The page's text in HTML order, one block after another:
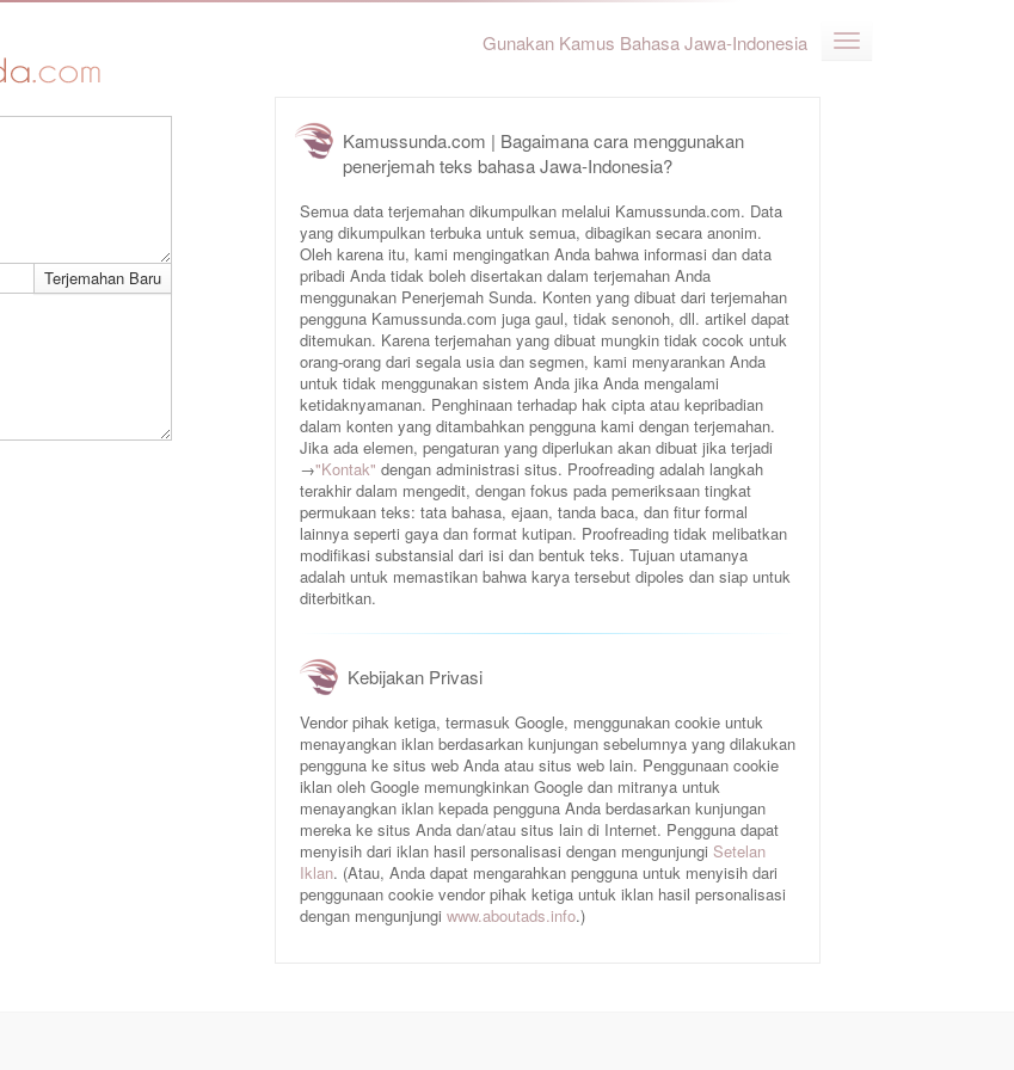
Gunakan Kamus Bahasa Jawa-Indonesia
Kamussunda.com | Bagaimana cara menggunakan
penerjemah teks bahasa Jawa-Indonesia?
Semua data terjemahan dikumpulkan melalui Kamussunda.com. Data
yang dikumpulkan terbuka untuk semua, dibagikan secara anonim.
Oleh karena itu, kami mengingatkan Anda bahwa informasi dan data
pribadi Anda tidak boleh disertakan dalam terjemahan Anda
menggunakan Penerjemah Sunda. Konten yang dibuat dari terjemahan
pengguna Kamussunda.com juga gaul, tidak senonoh, dll. artikel dapat
ditemukan. Karena terjemahan yang dibuat mungkin tidak cocok untuk
orang-orang dari segala usia dan segmen, kami menyarankan Anda
untuk tidak menggunakan sistem Anda jika Anda mengalami
ketidaknyamanan. Penghinaan terhadap hak cipta atau kepribadian
dalam konten yang ditambahkan pengguna kami dengan terjemahan.
Jika ada elemen, pengaturan yang diperlukan akan dibuat jika terjadi
→"Kontak" dengan administrasi situs. Proofreading adalah langkah
terakhir dalam mengedit, dengan fokus pada pemeriksaan tingkat
permukaan teks: tata bahasa, ejaan, tanda baca, dan fitur formal
lainnya seperti gaya dan format kutipan. Proofreading tidak melibatkan
modifikasi substansial dari isi dan bentuk teks. Tujuan utamanya
adalah untuk memastikan bahwa karya tersebut dipoles dan siap untuk
diterbitkan.
Kebijakan Privasi
Vendor pihak ketiga, termasuk Google, menggunakan cookie untuk
menayangkan iklan berdasarkan kunjungan sebelumnya yang dilakukan
pengguna ke situs web Anda atau situs web lain. Penggunaan cookie
iklan oleh Google memungkinkan Google dan mitranya untuk
menayangkan iklan kepada pengguna Anda berdasarkan kunjungan
mereka ke situs Anda dan/atau situs lain di Internet. Pengguna dapat
menyisih dari iklan hasil personalisasi dengan mengunjungi Setelan
Iklan. (Atau, Anda dapat mengarahkan pengguna untuk menyisih dari
penggunaan cookie vendor pihak ketiga untuk iklan hasil personalisasi
dengan mengunjungi www.aboutads.info.)